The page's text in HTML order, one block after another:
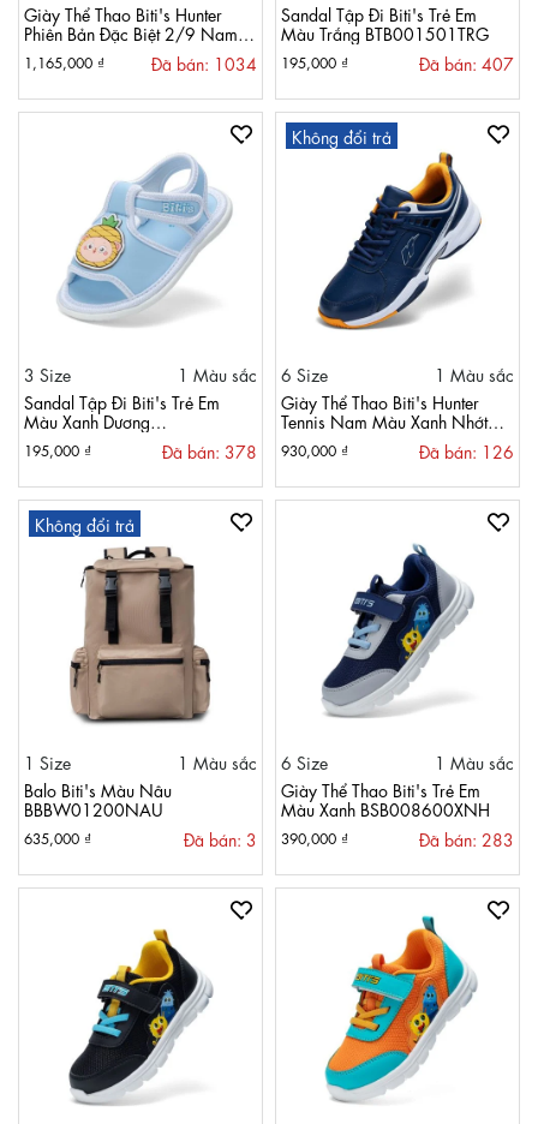
Giày Thể Thao Biti's Hunter
Phiên Bản Đặc Biệt 2/9 Nam
Màu Kem Lợt HSM013500KEL
1,165,000 ₫ Đã bán: 1034
Sandal Tập Đi Biti's Trẻ Em
Màu Trắng BTB001501TRG
195,000 ₫ Đã bán: 407
3 Size
1 Màu sắc
Sandal Tập Đi Biti's Trẻ Em
Màu Xanh Dương
BTB001501XDG
195,000 ₫ Đã bán: 378
Không đổi trả
6 Size
1 Màu sắc
Giày Thể Thao Biti's Hunter
Tennis Nam Màu Xanh Nhớt
930,000 ₫ Đã bán: 126
Không đổi trả
1 Size
1 Màu sắc
Balo Biti's Màu Nâu
BBBW01200NAU
635,000 ₫ Đã bán: 3
6 Size
1 Màu sắc
Giày Thể Thao Biti's Trẻ Em
Màu Xanh BSB008600XNH
390,000 ₫ Đã bán: 283